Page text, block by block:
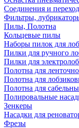
Соединения и
Фильтры,
Пилы, Полотна
Кольцевые пилы
Наборы пилок для
Пилки для ручного
Пилки для
Полотна для
Полотна для
Полотна для
Полировальные
Зенкеры
Насадки для
Фрезы